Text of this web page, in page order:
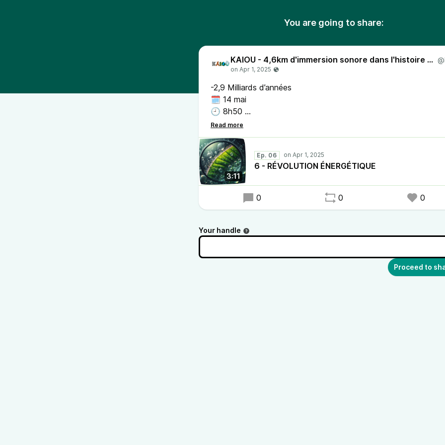
You are going to share:
KAIOU - 4,6km d'immersion sonore dans l'histoire de notre Terre
-2,9 Milliards d’années
🗓️ 14 mai
🕘 8h50
📍1 km 700 m. (distance totale parcourue)
3:11
Ep. 06
6 - RÉVOLUTION ÉNERGÉTIQUE
0 0 0
Your handle
Proceed to